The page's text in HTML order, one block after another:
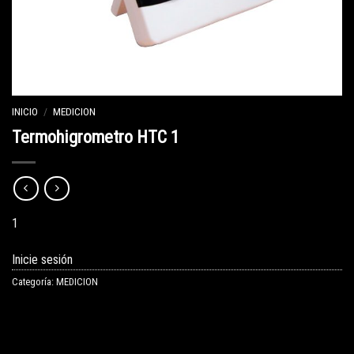
INICIO / MEDICION
Termohigrometro HTC 1
1
Inicie sesión
Categoría: MEDICION